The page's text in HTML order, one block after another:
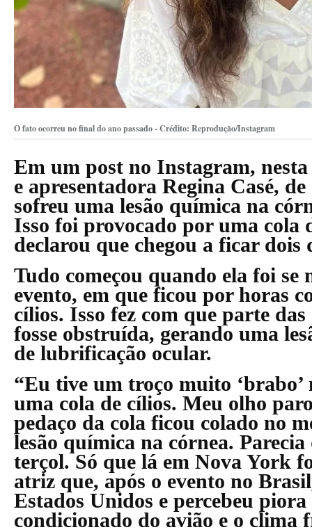
O fato ocorreu no final do ano passado - Crédito: Reprodução/Instagram
Em um post no Instagram,
e apresentadora Regina Casé, de
sofreu uma lesão química na
Isso foi provocado por uma cola
declarou que chegou a ficar dois
Tudo começou quando ela foi
evento, em que ficou por horas
cílios. Isso fez com que parte
fosse obstruída, gerando uma
de lubrificação ocular.
“Eu tive um troço muito
uma cola de cílios. Meu olho
pedaço da cola ficou colado no
lesão química na córnea.
terçol. Só que lá em Nova York
atriz que, após o evento no
Estados Unidos e percebeu
condicionado do avião e o clima